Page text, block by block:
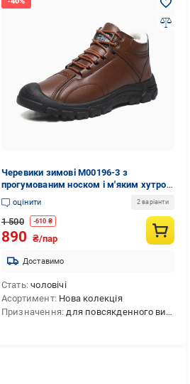
Черевики зимові M00196-3 з
прогумованим носком і м'яким хутром
44 р. Коричневий
оцінити 2 варіанти
1 500 -610 ₴
890 ₴/пар
Доставимо
Стать чоловічі
Асортимент Нова колекція
Призначення для повсякденного використання